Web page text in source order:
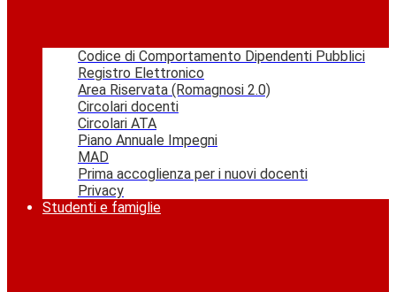
Codice di Comportamento Dipendenti Pubblici
Registro Elettronico
Area Riservata (Romagnosi 2.0)
Circolari docenti
Circolari ATA
Piano Annuale Impegni
MAD
Prima accoglienza per i nuovi docenti
Privacy
Studenti e famiglie